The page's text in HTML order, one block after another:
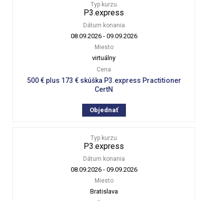
Typ kurzu
P3.express
Dátum konania
08.09.2026- 09.09.2026
Miesto
virtuálny
Cena
500 € plus 173 € skúška P3.express Practitioner
CertN
Objednať
Typ kurzu
P3.express
Dátum konania
08.09.2026- 09.09.2026
Miesto
Bratislava